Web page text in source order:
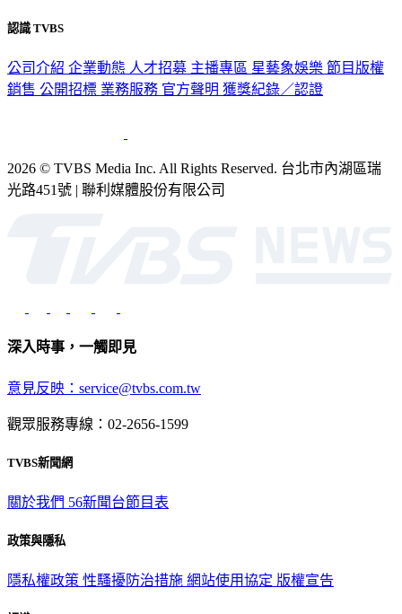
認識 TVBS
公司介紹 企業動態 人才招募 主播專區 星藝象娛樂 節目版權
銷售 公開招標 業務服務 官方聲明 獲獎紀錄／認證
2026 © TVBS Media Inc. All Rights Reserved. 台北市內湖區瑞
光路451號 | 聯利媒體股份有限公司
深入時事，一觸即見
意見反映：service@tvbs.com.tw
觀眾服務專線：02-2656-1599
TVBS新聞網
關於我們 56新聞台節目表
政策與隱私
隱私權政策 性騷擾防治措施 網站使用協定 版權宣告